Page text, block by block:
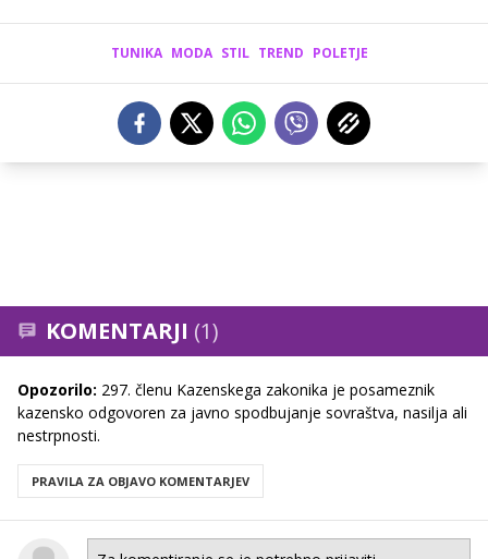
TUNIKA MODA STIL TREND POLETJE
KOMENTARJI (1)
Opozorilo: 297. členu Kazenskega zakonika je posameznik
kazensko odgovoren za javno spodbujanje sovraštva, nasilja ali
nestrpnosti.
PRAVILA ZA OBJAVO KOMENTARJEV